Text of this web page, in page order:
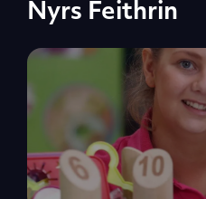
Nyrs Feithrin